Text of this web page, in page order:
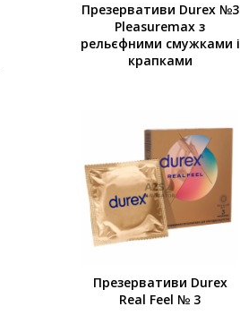
Презервативи Durex №3
Pleasuremax з
рельєфними смужками і
крапками
Презервативи Durex
Real Feel № 3